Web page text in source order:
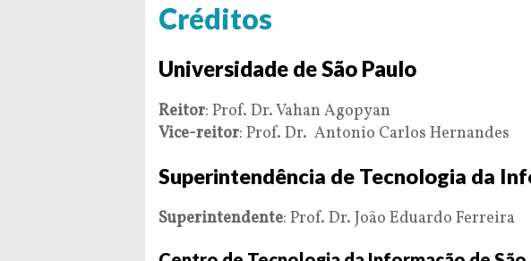
Créditos
Universidade de São Paulo
Reitor: Prof. Dr. Vahan Agopyan
Vice-reitor: Prof. Dr. Antonio Carlos Hernandes
Superintendência de Tecnologia da
Superintendente: Prof. Dr. João Eduardo Ferreira